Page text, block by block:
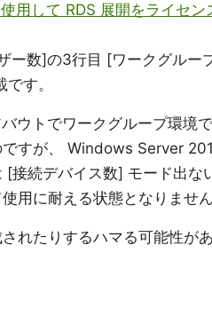
用して RDS 展開をライセ
ー数]の3行目 [ワークグルー
す。
ウトでワークグループ環境
すが、 Windows Server
接続デバイス数] モード出な
用に耐える状態となりません
れたりするハマる可能性が